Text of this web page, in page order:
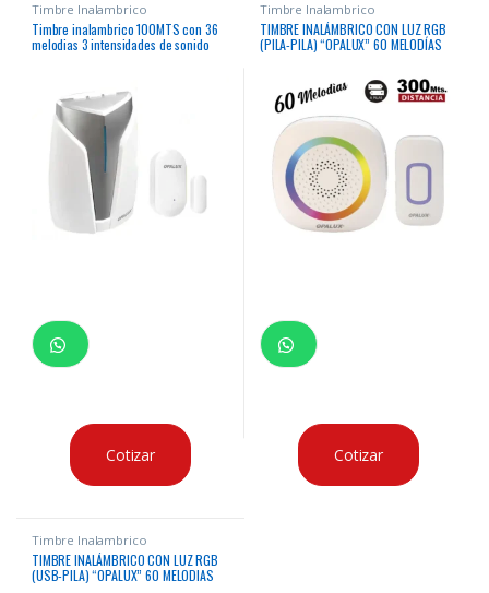
Timbre Inalambrico
Timbre inalambrico 100MTS con 36
melodias 3 intensidades de sonido
led y contacto magnetico para alarma
de puerta
Cotizar
Timbre Inalambrico
TIMBRE INALÁMBRICO CON LUZ RGB
(PILA-PILA) “OPALUX” 60 MELODÍAS
Cotizar
Timbre Inalambrico
TIMBRE INALÁMBRICO CON LUZ RGB
(USB-PILA) “OPALUX” 60 MELODIAS